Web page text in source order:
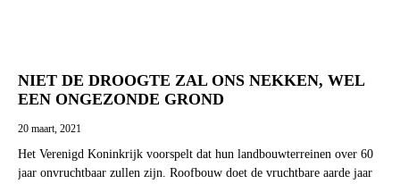
NIET DE DROOGTE ZAL ONS NEKKEN, WEL
EEN ONGEZONDE GROND
20 maart, 2021
Het Verenigd Koninkrijk voorspelt dat hun landbouwterreinen over 60
jaar onvruchtbaar zullen zijn. Roofbouw doet de vruchtbare aarde jaar